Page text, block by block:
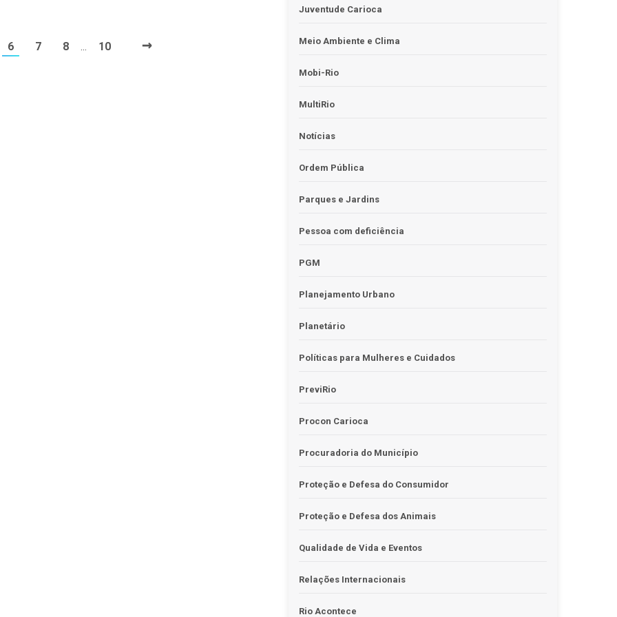
6 7 8 10 →
Juventude Carioca
Meio Ambiente e Clima
Mobi-Rio
MultiRio
Notícias
Ordem Pública
Parques e Jardins
Pessoa com deficiência
PGM
Planejamento Urbano
Planetário
Políticas para Mulheres e Cuidados
PreviRio
Procon Carioca
Procuradoria do Município
Proteção e Defesa do Consumidor
Proteção e Defesa dos Animais
Qualidade de Vida e Eventos
Relações Internacionais
Rio Acontece